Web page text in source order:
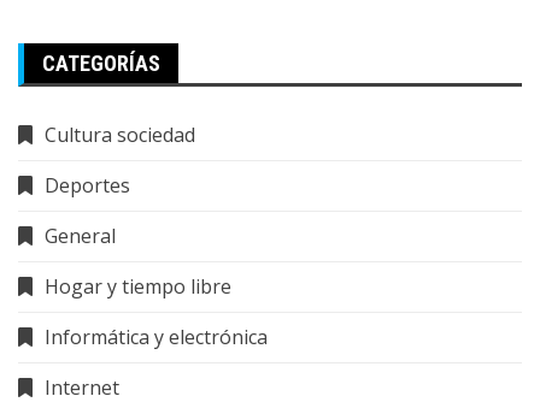
CATEGORÍAS
Cultura sociedad
Deportes
General
Hogar y tiempo libre
Informática y electrónica
Internet